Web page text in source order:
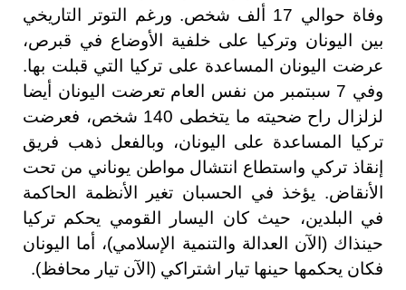
وفاة حوالي 17 ألف شخص. ورغم التوتر التاريخي
بين اليونان وتركيا على خلفية الأوضاع في قبرص،
عرضت اليونان المساعدة على تركيا التي قبلت بها.
وفي 7 سبتمبر من نفس العام تعرضت اليونان أيضا
لزلزال راح ضحيته ما يتخطى 140 شخص، فعرضت
تركيا المساعدة على اليونان، وبالفعل ذهب فريق
إنقاذ تركي واستطاع انتشال مواطن يوناني من تحت
الأنقاض. يؤخذ في الحسبان تغير الأنظمة الحاكمة
في البلدين، حيث كان اليسار القومي يحكم تركيا
حينذاك (الآن العدالة والتنمية الإسلامي)، أما اليونان
فكان يحكمها حينها تيار اشتراكي (الآن تيار محافظ).